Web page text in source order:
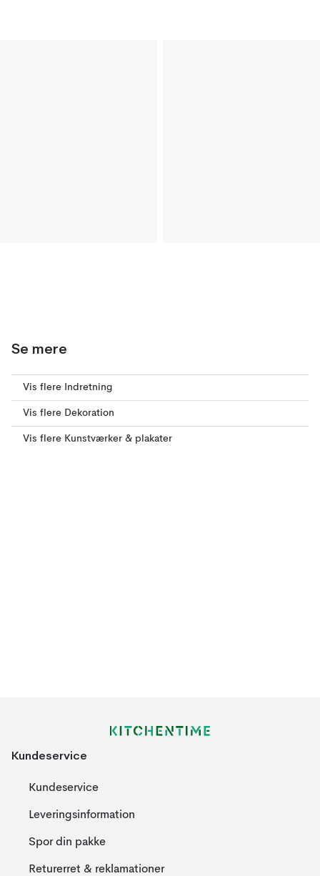
Se mere
Vis flere Indretning
Vis flere Dekoration
Vis flere Kunstværker & plakater
Kundeservice
Kundeservice
Leveringsinformation
Spor din pakke
Returerret & reklamationer